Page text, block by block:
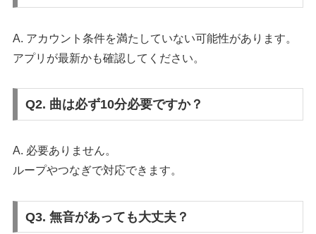
A. アカウント条件を満たしていない可能性があります。
アプリが最新かも確認してください。
Q2. 曲は必ず10分必要ですか？
A. 必要ありません。
ループやつなぎで対応できます。
Q3. 無音があっても大丈夫？